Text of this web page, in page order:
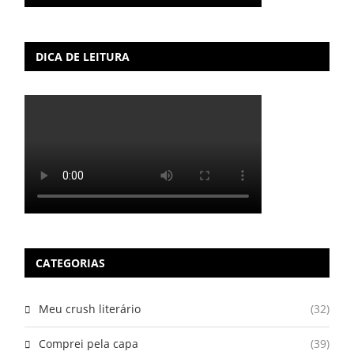
DICA DE LEITURA
CATEGORIAS
Meu crush literário (32)
Comprei pela capa (39)